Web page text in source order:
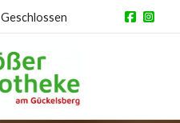
Geschlossen